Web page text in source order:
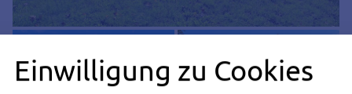
Einwilligung zu Cookies